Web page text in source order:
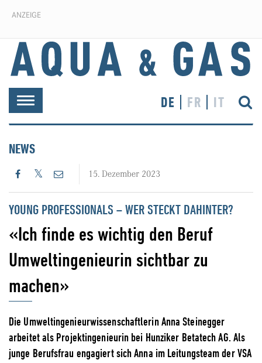
ANZEIGE
Toggle
navigation
DE FR IT
NEWS
15. Dezember 2023
YOUNG PROFESSIONALS – WER STECKT DAHINTER?
«Ich finde es wichtig den Beruf
Umweltingenieurin sichtbar zu
machen»
Die Umweltingenieurwissenschaftlerin Anna Steinegger
arbeitet als Projektingenieurin bei Hunziker Betatech AG. Als
junge Berufsfrau engagiert sich Anna im Leitungsteam der VSA